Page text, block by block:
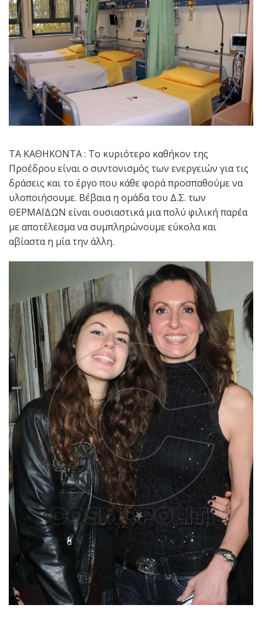
ΤΑ ΚΑΘΗΚΟΝΤΑ : Το κυριότερο καθήκον της
Προέδρου είναι ο συντονισμός των ενεργειών για τις
δράσεις και το έργο που κάθε φορά προσπαθούμε να
υλοποιήσουμε. Βέβαια η ομάδα του Δ.Σ. των
ΘΕΡΜΑΪΔΩΝ είναι ουσιαστικά μια πολύ φιλική παρέα
με αποτέλεσμα να συμπληρώνουμε εύκολα και
αβίαστα η μία την άλλη.